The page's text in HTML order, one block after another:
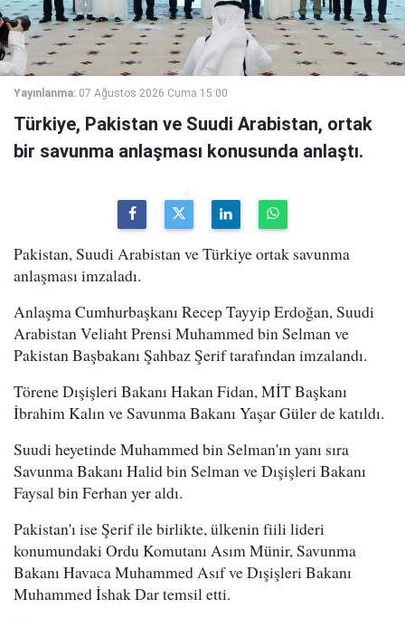
Yayınlanma: 07 Ağustos 2026 Cuma 15:00
Türkiye, Pakistan ve Suudi Arabistan, ortak
bir savunma anlaşması konusunda anlaştı.
Pakistan, Suudi Arabistan ve Türkiye ortak savunma
anlaşması imzaladı.
Anlaşma Cumhurbaşkanı Recep Tayyip Erdoğan, Suudi
Arabistan Veliaht Prensi Muhammed bin Selman ve
Pakistan Başbakanı Şahbaz Şerif tarafından imzalandı.
Törene Dışişleri Bakanı Hakan Fidan, MİT Başkanı
İbrahim Kalın ve Savunma Bakanı Yaşar Güler de katıldı.
Suudi heyetinde Muhammed bin Selman'ın yanı sıra
Savunma Bakanı Halid bin Selman ve Dışişleri Bakanı
Faysal bin Ferhan yer aldı.
Pakistan'ı ise Şerif ile birlikte, ülkenin fiili lideri
konumundaki Ordu Komutanı Asım Münir, Savunma
Bakanı Havaca Muhammed Asıf ve Dışişleri Bakanı
Muhammed İshak Dar temsil etti.